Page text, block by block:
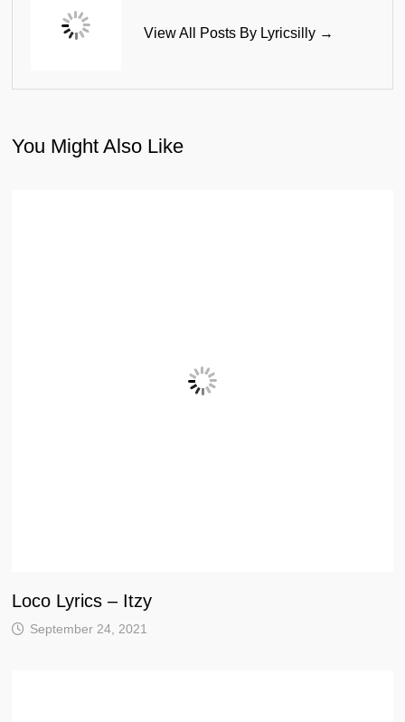
View All Posts By Lyricsilly →
You Might Also Like
Loco Lyrics – Itzy
September 24, 2021